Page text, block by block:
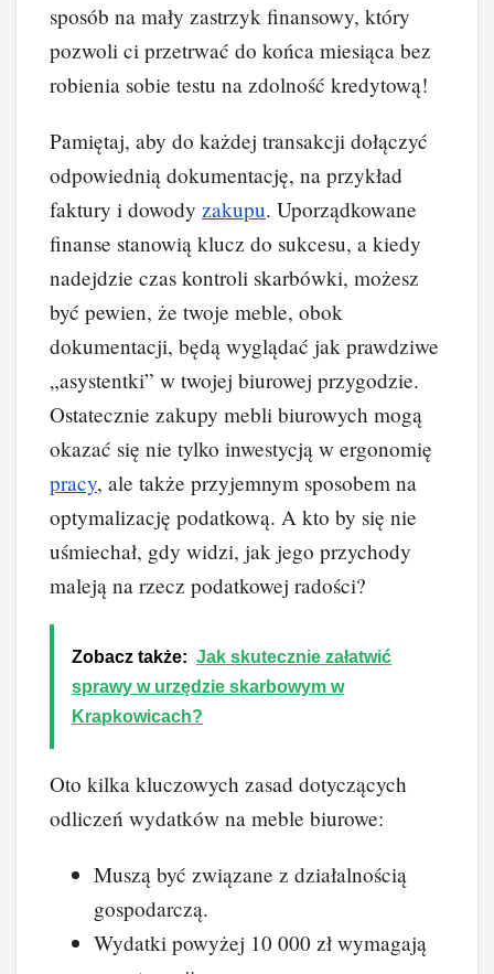
sposób na mały zastrzyk finansowy, który
pozwoli ci przetrwać do końca miesiąca bez
robienia sobie testu na zdolność kredytową!
Pamiętaj, aby do każdej transakcji dołączyć
odpowiednią dokumentację, na przykład
faktury i dowody zakupu. Uporządkowane
finanse stanowią klucz do sukcesu, a kiedy
nadejdzie czas kontroli skarbówki, możesz
być pewien, że twoje meble, obok
dokumentacji, będą wyglądać jak prawdziwe
„asystentki” w twojej biurowej przygodzie.
Ostatecznie zakupy mebli biurowych mogą
okazać się nie tylko inwestycją w ergonomię
pracy, ale także przyjemnym sposobem na
optymalizację podatkową. A kto by się nie
uśmiechał, gdy widzi, jak jego przychody
maleją na rzecz podatkowej radości?
Zobacz także: Jak skutecznie załatwić
sprawy w urzędzie skarbowym w
Krapkowicach?
Oto kilka kluczowych zasad dotyczących
odliczeń wydatków na meble biurowe:
Muszą być związane z działalnością
gospodarczą.
Wydatki powyżej 10 000 zł wymagają